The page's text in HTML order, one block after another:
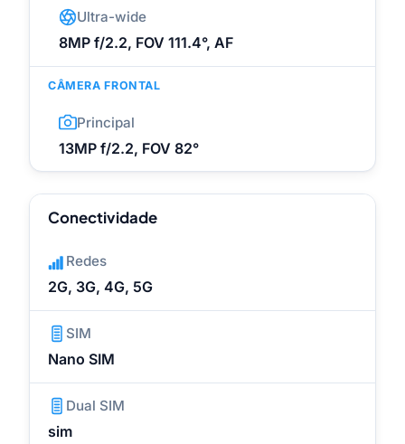
Ultra-wide
8MP f/2.2, FOV 111.4°, AF
CÂMERA FRONTAL
Principal
13MP f/2.2, FOV 82°
Conectividade
Redes
2G, 3G, 4G, 5G
SIM
Nano SIM
Dual SIM
sim